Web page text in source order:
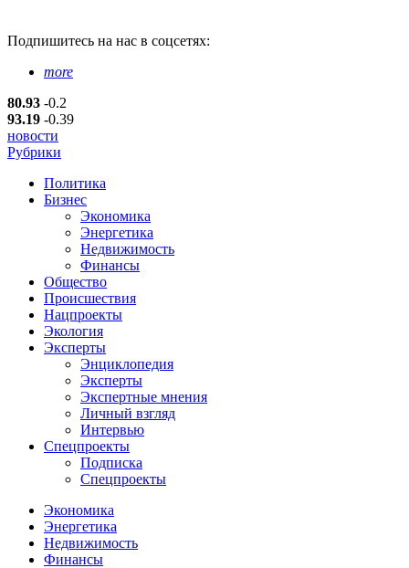
Подпишитесь на нас в соцсетях:
more
80.93 -0.2
93.19 -0.39
новости
Рубрики
Политика
Бизнес
Экономика
Энергетика
Недвижимость
Финансы
Общество
Происшествия
Нацпроекты
Экология
Эксперты
Энциклопедия
Эксперты
Экспертные мнения
Личный взгляд
Интервью
Спецпроекты
Подписка
Спецпроекты
Экономика
Энергетика
Недвижимость
Финансы